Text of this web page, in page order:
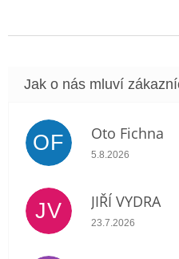
OF Oto Fichna
Hodnocení
5.8.2026
JV JIŘÍ VYDRA
Hodnocení
23.7.2026